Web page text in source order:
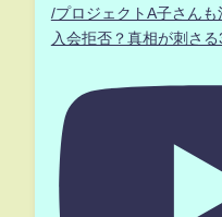
/プロジェクトA子さん
入会拒否？真相が刺さ